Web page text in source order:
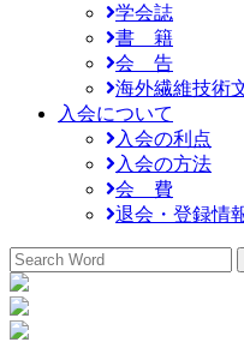
学会誌
書 籍
会 告
海外繊維技術
入会について
入会の利点
入会の方法
会 費
退会・登録情